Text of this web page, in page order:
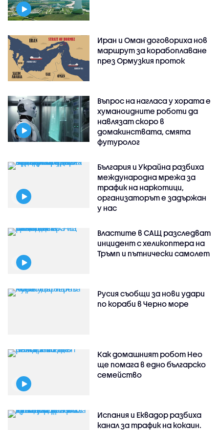
Иран и Оман договориха нов
маршрут за корабоплаване
през Ормузкия проток
Въпрос на нагласа у хората е
хуманоидните роботи да
навлязат скоро в
домакинствата, смята
футуролог
България и Украйна разбиха
международна мрежа за
трафик на наркотици,
организаторът е задържан
у нас
Властите в САЩ разследват
инцидент с хеликоптера на
Тръмп и пътнически самолет
Русия съобщи за нови удари
по кораби в Черно море
Как домашният робот Нео
ще помага в едно българско
семейство
Испания и Еквадор разбиха
канал за трафик на кокаин.